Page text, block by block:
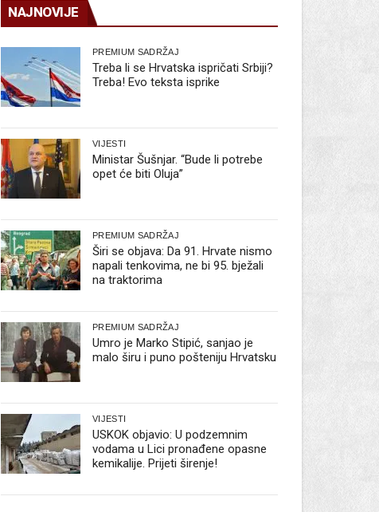
NAJNOVIJE
PREMIUM SADRŽAJ
Treba li se Hrvatska ispričati Srbiji?
Treba! Evo teksta isprike
VIJESTI
Ministar Šušnjar. “Bude li potrebe
opet će biti Oluja”
PREMIUM SADRŽAJ
Širi se objava: Da 91. Hrvate nismo
napali tenkovima, ne bi 95. bježali
na traktorima
PREMIUM SADRŽAJ
Umro je Marko Stipić, sanjao je
malo širu i puno pošteniju Hrvatsku
VIJESTI
USKOK objavio: U podzemnim
vodama u Lici pronađene opasne
kemikalije. Prijeti širenje!